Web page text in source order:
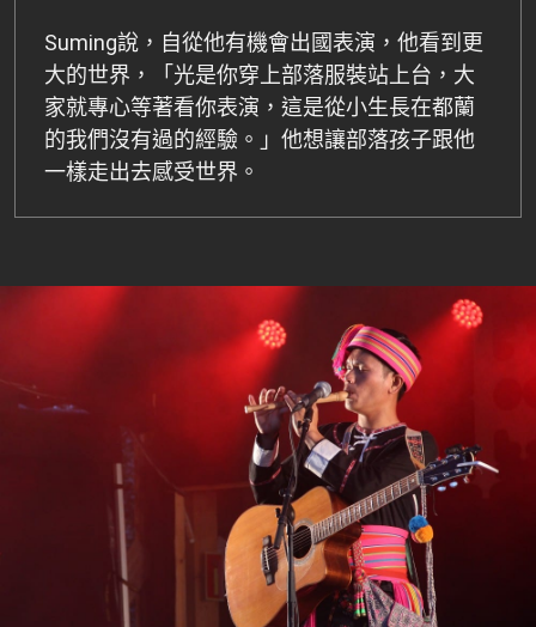
Suming說，自從他有機會出國表演，他看到更
大的世界，「光是你穿上部落服裝站上台，大
家就專心等著看你表演，這是從小生長在都蘭
的我們沒有過的經驗。」他想讓部落孩子跟他
一樣走出去感受世界。